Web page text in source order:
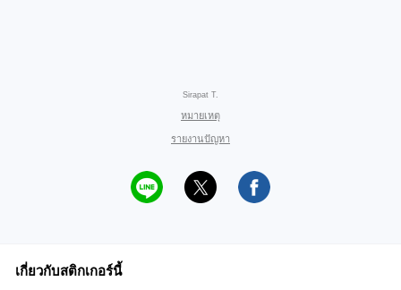
Sirapat T.
หมายเหตุ
รายงานปัญหา
เกี่ยวกับสติกเกอร์นี้